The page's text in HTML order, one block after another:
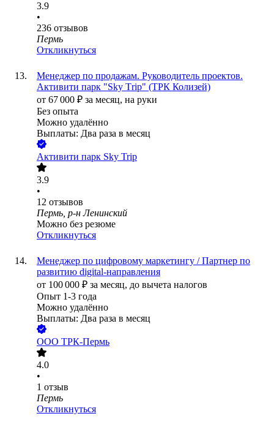
3.9
•
236 отзывов
Пермь
Откликнуться
Менеджер по продажам. Руководитель проектов.
Активити парк "Sky Тrip" (ТРК Колизей)
от 67 000 ₽ за месяц, на руки
Без опыта
Можно удалённо
Выплаты: Два раза в месяц
Активити парк Sky Trip
3.9
•
12 отзывов
Пермь, р-н Ленинский
Можно без резюме
Откликнуться
Менеджер по цифровому маркетингу / Партнер по
развитию digital-направления
от 100 000 ₽ за месяц, до вычета налогов
Опыт 1-3 года
Можно удалённо
Выплаты: Два раза в месяц
ООО ТРК-Пермь
4.0
•
1 отзыв
Пермь
Откликнуться